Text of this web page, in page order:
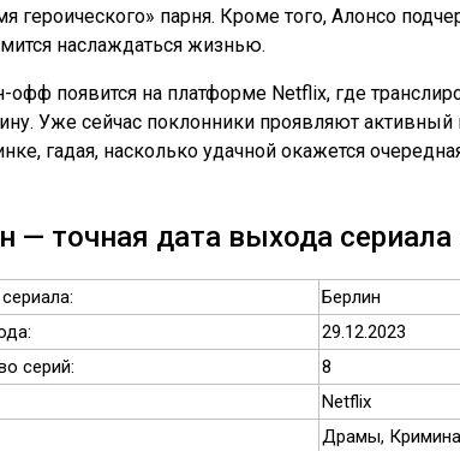
героического» парня. Кроме того, Алонсо
наслаждаться жизнью.
офф появится на платформе Netflix, где
Уже сейчас поклонники проявляют активный
гадая, насколько удачной окажется
— точная дата выхода сериала
Берлин
29.12.2023
серий:
8
Netflix
Драмы,